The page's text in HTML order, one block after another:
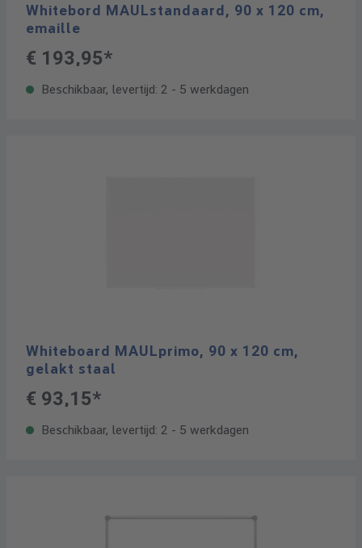
Whitebord MAULstandaard, 90 x 120 cm,
emaille
€ 193,95*
Beschikbaar, levertijd: 2 - 5 werkdagen
Whiteboard MAULprimo, 90 x 120 cm,
gelakt staal
€ 93,15*
Beschikbaar, levertijd: 2 - 5 werkdagen